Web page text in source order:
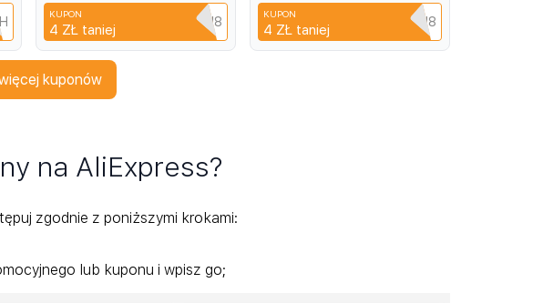
покрытием Квантовая
пленка HD
KUPON
4 ZŁ taniej CYPQ3XAVLEH8
KUPON
4 ZŁ taniej CYPQ3XAVLEH8
kuponów
na AliExpress?
zgodnie z poniższymi krokami:
lub kuponu i wpisz go;